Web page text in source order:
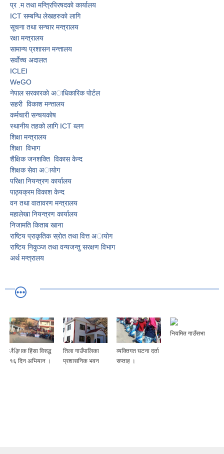
प्र‍ .म तथा मन्त्रिपिरषदकाे कार्यालय
ICT सम्बन्धि लेखहरुकाे लागि
सूचना तथा सन्चार मन्त्रालय
रक्षा मन्त्रालय
सामान्य प्रशासन मन्त्तालय
सर्वाेच्च अदालत
ICLEI
WeGO
नेपाल सरकारकाे अाधिकारिक पाेर्टल
सहरी विकाश मन्त्तालय
कर्मचारी सन्चयकाेष
स्थानीय तहको लागि ICT ब्लग
शिक्षा मन्त्रालय
शिक्षा विभाग
शैक्षिक जनशक्ति विकास केन्द
शिक्षक सेवा अायाेग
परिक्षा नियन्त्रण कार्यालय
पाठ्यक्रम विकाश केन्द
वन तथा वातावरण मन्त्रालय
महालेखा नियन्त्रण कार्यालय
निजामति किताब खाना
राष्टिय प्राकृतिक स्राेत तथा वित्त अायाेग
राष्टिय निकुञ्ज तथा वन्यजन्तु स‌रक्षण विभाग
अर्थ मन्त्रालय
लैङ्गिक हिंसा विरुद्ध
१६ दिन अभियान ।
तिला गाउँपालिका
प्रशासनिक भवन
व्यक्तिगत घटना दर्ता
सप्ताह ।
नियमित गाउँसभा